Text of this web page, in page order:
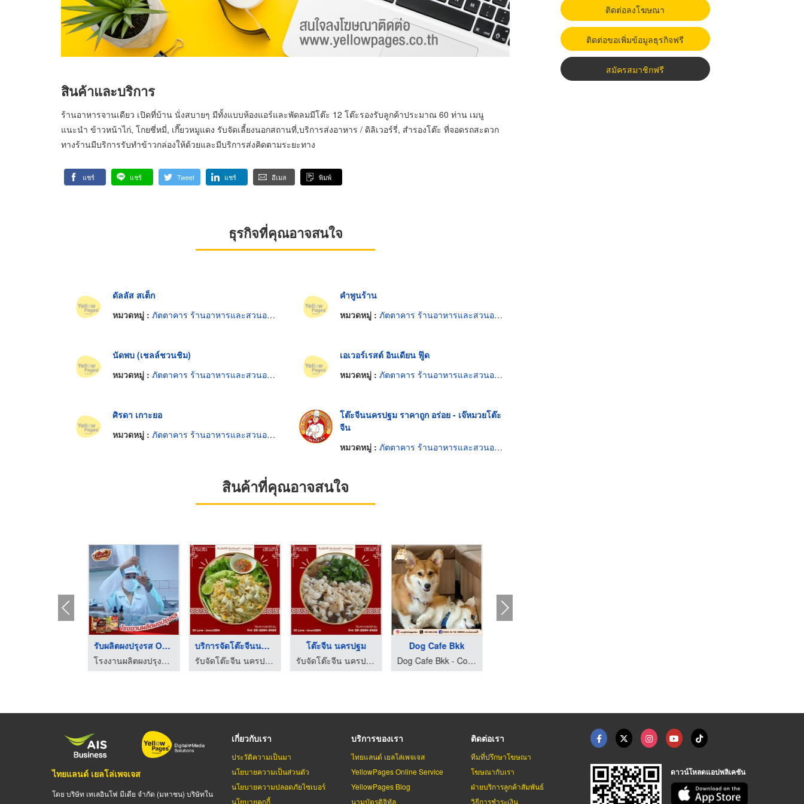
สินค้าและบริการ
ร้านอาหารจานเดียว เปิดที่บ้าน นั่งสบายๆ มีทั้งแบบห้องแอร์และพัดลมมีโต๊ะ 12 โต๊ะรองรับลูกค้าประมาณ 60 ท่าน เมนู
แนะนำ ข้าวหน้าไก่, โกยซี่หมี่, เกี๊ยวหมูแดง รับจัดเลี้ยงนอกสถานที่,บริการส่งอาหาร / ดิลิเวอร์รี่, สำรองโต๊ะ ที่จอดรถสะดวก
ทางร้านมีบริการรับทำข้าวกล่องให้ด้วยและมีบริการส่งคิดตามระยะทาง
แชร์ แชร์ Tweet แชร์ อีเมล พิมพ์
ธุรกิจที่คุณอาจสนใจ
ดัลลัส สเต็ก
หมวดหมู่ : ภัตตาคาร ร้านอาหารและสวนอาหาร
คำพูนร้าน
หมวดหมู่ : ภัตตาคาร ร้านอาหารและสวนอาหาร
นัดพบ (เชลล์ชวนชิม)
หมวดหมู่ : ภัตตาคาร ร้านอาหารและสวนอาหาร
เอเวอร์เรสต์ อินเดียน ฟู๊ด
หมวดหมู่ : ภัตตาคาร ร้านอาหารและสวนอาหาร
ศิรดา เกาะยอ
หมวดหมู่ : ภัตตาคาร ร้านอาหารและสวนอาหาร
โต๊ะจีนนครปฐม ราคาถูก อร่อย - เจ๊หมวยโต๊ะ
จีน
หมวดหมู่ : ภัตตาคาร ร้านอาหารและสวนอาหาร
สินค้าที่คุณอาจสนใจ
ออกแบบร้านอาหาร พัทย ...
ออกแบบตกแต่งภายใน ชลบุรี - เซาท์บีช อินทีเรีย
จัดเลี้ยงโต๊ะจีนนอกส ...
รับจัดโต๊ะจีนนอกสถานที่ นครปฐม - ลิ้มสุ่นอู๋
รับจัดโต๊ะจีนราคาถูก
รับจัดโต๊ะจีนนอกสถานที่ นครปฐม - ลิ้มสุ่นอู๋
โรงงานผลิตผงปรุงรส - โฟร์ฟู้ดส์
ติดต่อลงโฆษณา
ติดต่อขอเพิ่มข้อมูลธุรกิจฟรี
สมัครสมาชิกฟรี
ไทยแลนด์ เยลโล่เพจเจส
โดย บริษัท เทเลอินโฟ มีเดีย จำกัด (มหาชน) บริษัทใน
เกี่ยวกับเรา
ประวัติความเป็นมา
นโยบายความเป็นส่วนตัว
นโยบายความปลอดภัยไซเบอร์
นโยบายคุกกี้
บริการของเรา
ไทยแลนด์ เยลโล่เพจเจส
YellowPages Online Service
YellowPages Blog
นามบัตรดิจิทัล
ติดต่อเรา
ทีมที่ปรึกษาโฆษณา
โฆษณากับเรา
ฝ่ายบริการลูกค้าสัมพันธ์
วิธีการชำระเงิน
ดาวน์โหลดแอปพลิเคชัน